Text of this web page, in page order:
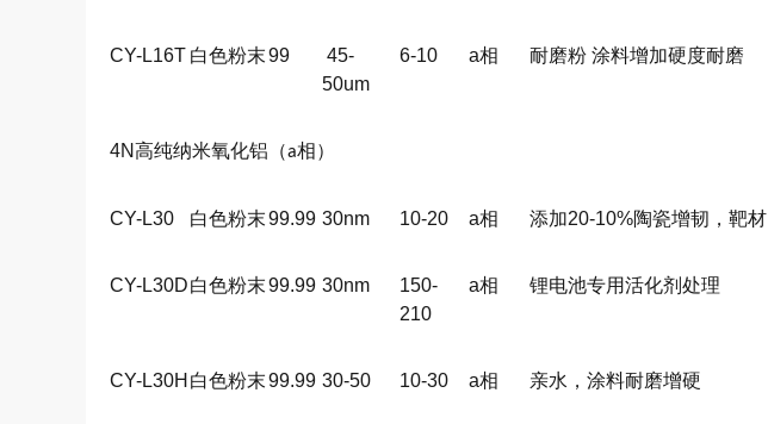
CY-L16T 白色粉末99
45-
50um
6-10 a相 耐磨粉 涂料增加硬度耐磨
4N高纯纳米氧化铝（a相）
CY-L30 白色粉末99.99 30nm 10-20 a相 添加20-10%陶瓷增韧，靶材
CY-L30D白色粉末99.99 30nm
150-
210
a相 锂电池专用活化剂处理
CY-L30H 白色粉末99.99 30-50 10-30 a相 亲水，涂料耐磨增硬